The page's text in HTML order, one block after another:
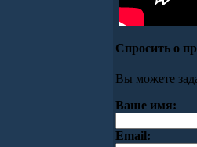
Спросить о
Вы можете
Ваше имя:
Email: